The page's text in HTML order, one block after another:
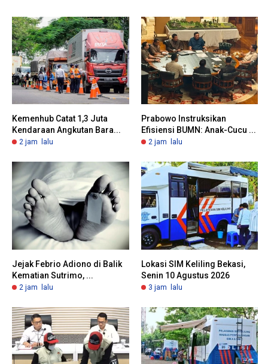
Kemenhub Catat 1,3 Juta
Kendaraan Angkutan Bara...
2 jam lalu
Prabowo Instruksikan
Efisiensi BUMN: Anak-Cucu ...
2 jam lalu
Jejak Febrio Adiono di Balik
Kematian Sutrimo, ...
2 jam lalu
Lokasi SIM Keliling Bekasi,
Senin 10 Agustus 2026
3 jam lalu